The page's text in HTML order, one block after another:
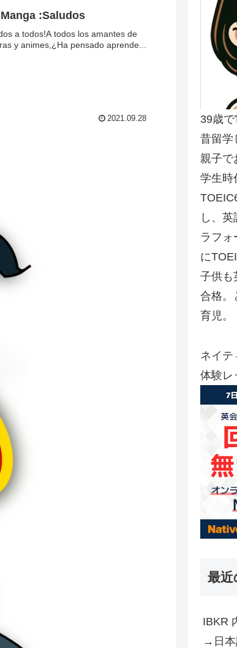
:Saludos
a todos!A todos los amantes de
y animes,¿Ha pensado aprende...
2021.09.28 39歳で
昔留学
親子で
学生時
し、
ラフォ
に
子供も
合格。
育児。
ネイテ
体験レ
最近
IBKR
→日本